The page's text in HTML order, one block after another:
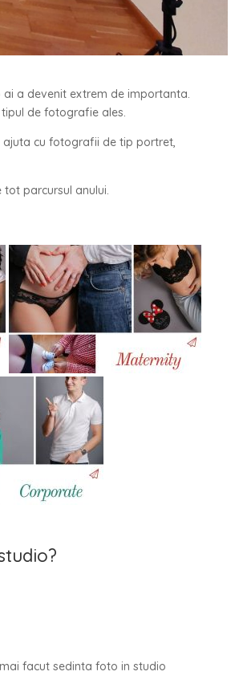
a devenit extrem de importanta.
de fotografie ales.
ajuta cu fotografii de tip portret,
parcursul anului.
facut sedinta foto in studio